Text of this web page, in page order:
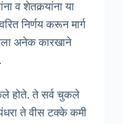
व शेतकर्‍यांना या
निर्णय करून मार्ग
अनेक कारखाने
होते. ते सर्व चुकले
ते वीस टक्के कमी